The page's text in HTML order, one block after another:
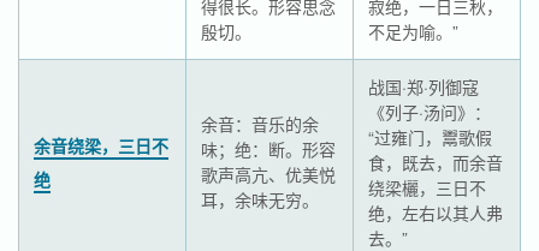
得很长。形容思念
殷切。
寂绝，一日三秋，
不足为喻。”
余音绕梁，三日不
绝
余音：音乐的余
味；绝：断。形容
歌声高亢、优美悦
耳，余味无穷。
战国·郑·列御寇
《列子·汤问》：
“过雍门，鬻歌假
食，既去，而余音
绕梁欐，三日不
绝，左右以其人弗
去。”